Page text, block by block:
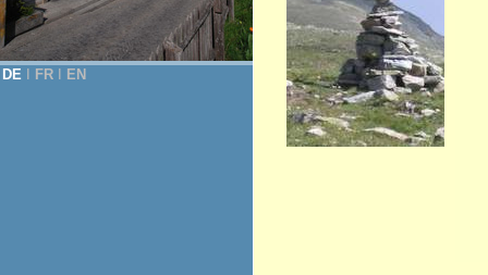
DE FR EN